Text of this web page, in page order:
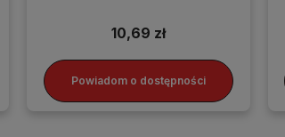
10,69 zł
Powiadom o dostępności